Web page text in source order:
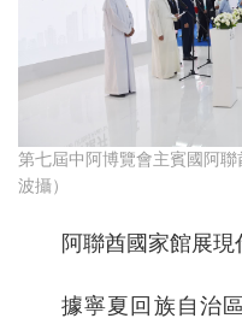
第七屆中阿博覽會主賓國阿
波攝）
阿聯酋國家館展
據寧夏回族自治